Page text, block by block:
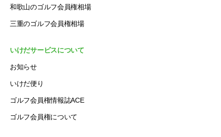
和歌山のゴルフ会員権相場
三重のゴルフ会員権相場
いけだサービスについて
お知らせ
いけだ便り
ゴルフ会員権情報誌ACE
ゴルフ会員権について